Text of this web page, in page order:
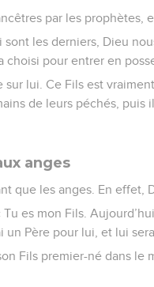
par les prophètes,
les derniers, Dieu
choisi pour entrer en
lui. Ce Fils est
de leurs péchés, puis
anges
que les anges. En effet,
Tu es mon Fils.
un Père pour lui, et lui
Fils premier-né dans le